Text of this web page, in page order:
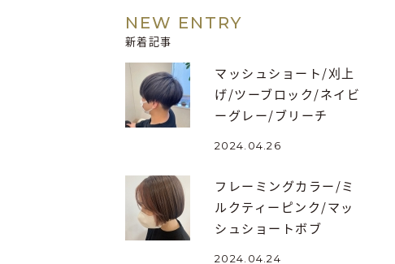
NEW ENTRY
新着記事
マッシュショート/刈上
げ/ツーブロック/ネイビ
ーグレー/ブリーチ
2024.04.26
フレーミングカラー/ミ
ルクティーピンク/マッ
シュショートボブ
2024.04.24